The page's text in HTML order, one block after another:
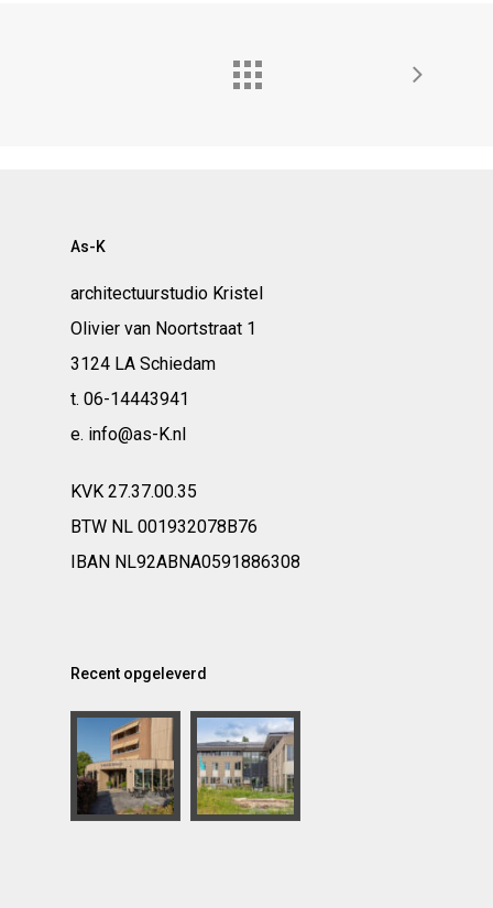
As-K
architectuurstudio Kristel
Olivier van Noortstraat 1
3124 LA Schiedam
t. 06-14443941
e. info@as-K.nl
KVK 27.37.00.35
BTW NL 001932078B76
IBAN NL92ABNA0591886308
Recent opgeleverd